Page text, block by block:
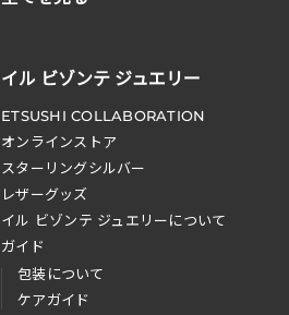
イル ビゾンテ ジュエリー
ETSUSHI COLLABORATION
オンラインストア
スターリングシルバー
レザーグッズ
イル ビゾンテ ジュエリーについて
ガイド
包装について
ケアガイド